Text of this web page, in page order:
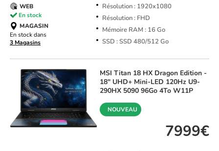
Résolution : 1920x1080
Résolution : FHD
Mémoire RAM : 16 Go
SSD : SSD 480/512 Go
WEB
En stock
MAGASIN
En stock dans
3 Magasins
MSI Titan 18 HX Dragon Edition -
18" UHD+ Mini-LED 120Hz U9-
290HX 5090 96Go 4To W11P
NOUVEAU
7999€